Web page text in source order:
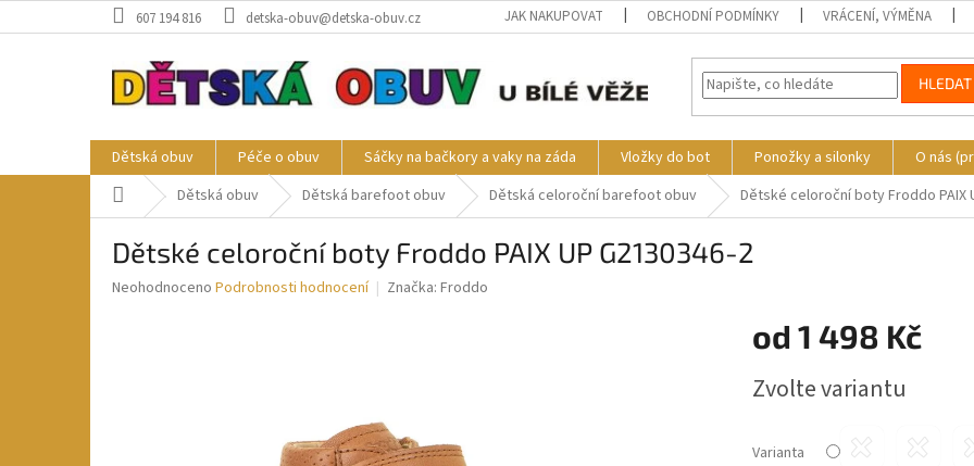
na
607 194 816 detska-obuv@detska-obuv.cz JAK NAKUPOVAT OBCHODNÍ PODMÍNKY VRÁCENÍ, VÝMĚNA
HLEDAT
Dětská obuv Péče o obuv Sáčky na bačkory a vaky na záda Vložky do bot Ponožky a silonky O nás
Domů Dětská obuv Dětská barefoot obuv Dětská celoroční barefoot obuv Dětské celoroční boty Froddo PAIX
Dětské celoroční boty Froddo PAIX UP G2130346-2
Průměrné
Neohodnoceno Podrobnosti hodnocení Značka: Froddo
od 1 498 Kč
cena:
Zvolte variantu
Varianta